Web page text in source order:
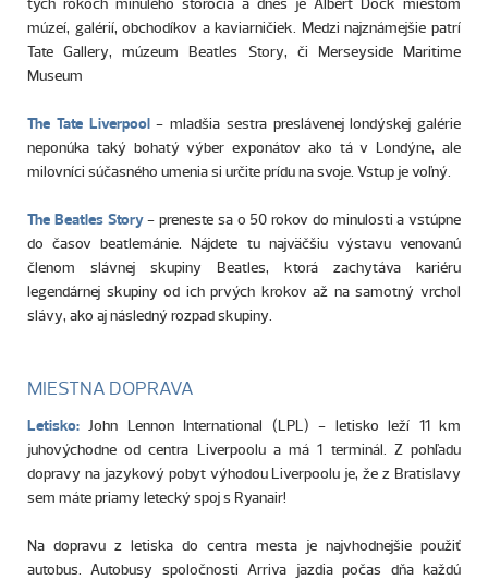
múzeí, galérií, obchodíkov a kaviarničiek. Medzi najznámejšie patrí
Tate Gallery, múzeum Beatles Story, či Merseyside Maritime
Museum
The Tate Liverpool- mladšia sestra preslávenej londýskej galérie
neponúka taký bohatý výber exponátov ako tá v Londýne, ale
milovníci súčasného umenia si určite prídu na svoje. Vstup je voľný.
The Beatles Story- preneste sa o 50 rokov do minulosti a vstúpne
do časov beatlemánie. Nájdete tu najväčšiu výstavu venovanú
členom slávnej skupiny Beatles, ktorá zachytáva kariéru
legendárnej skupiny od ich prvých krokov až na samotný vrchol
slávy, ako aj následný rozpad skupiny.
MIESTNA DOPRAVA
Letisko: John Lennon International (LPL) - letisko leží 11 km
juhovýchodne od centra Liverpoolu a má 1 terminál. Z pohľadu
dopravy na jazykový pobyt výhodou Liverpoolu je, že z Bratislavy
sem máte priamy letecký spoj s Ryanair!
Na dopravu z letiska do centra mesta je najvhodnejšie použiť
autobus. Autobusy spoločnosti Arriva jazdia počas dňa každú